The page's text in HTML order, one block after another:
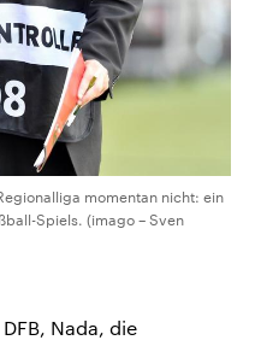
momentan nicht: ein
Spiels. (imago – Sven
Nada, die